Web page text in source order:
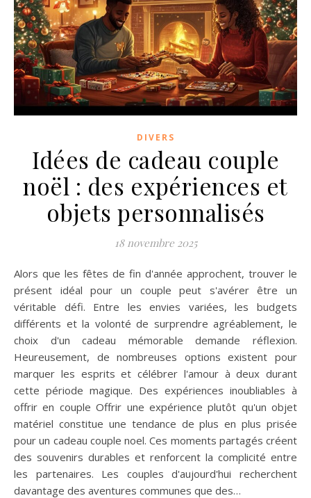
DIVERS
Idées de cadeau couple
noël : des expériences et
objets personnalisés
18 novembre 2025
Alors que les fêtes de fin d'année approchent, trouver le
présent idéal pour un couple peut s'avérer être un
véritable défi. Entre les envies variées, les budgets
différents et la volonté de surprendre agréablement, le
choix d'un cadeau mémorable demande réflexion.
Heureusement, de nombreuses options existent pour
marquer les esprits et célébrer l'amour à deux durant
cette période magique. Des expériences inoubliables à
offrir en couple Offrir une expérience plutôt qu'un objet
matériel constitue une tendance de plus en plus prisée
pour un cadeau couple noel. Ces moments partagés créent
des souvenirs durables et renforcent la complicité entre
les partenaires. Les couples d'aujourd'hui recherchent
davantage des aventures communes que des…